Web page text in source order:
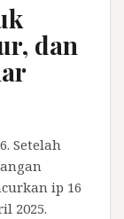
dan
Setelah
ip 16
2025.